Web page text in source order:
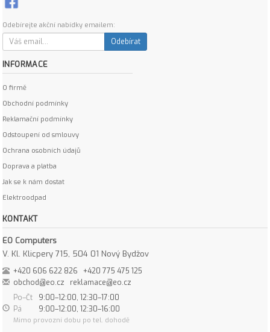
Odebírejte akční nabídky emailem:
Odebírat
INFORMACE
O firmě
Obchodní podmínky
Reklamační podmínky
Odstoupení od smlouvy
Ochrana osobních údajů
Doprava a platba
Jak se k nám dostat
Elektroodpad
KONTAKT
EO Computers
V. Kl. Klicpery 715, 504 01 Nový Bydžov
+420 606 622 826
+420 775 475 125
obchod@eo.cz
reklamace@eo.cz
Po–Čt
9:00–12:00, 12:30–17:00
Pá
9:00–12:00, 12:30–16:00
Mimo provozní dobu po tel. dohodě